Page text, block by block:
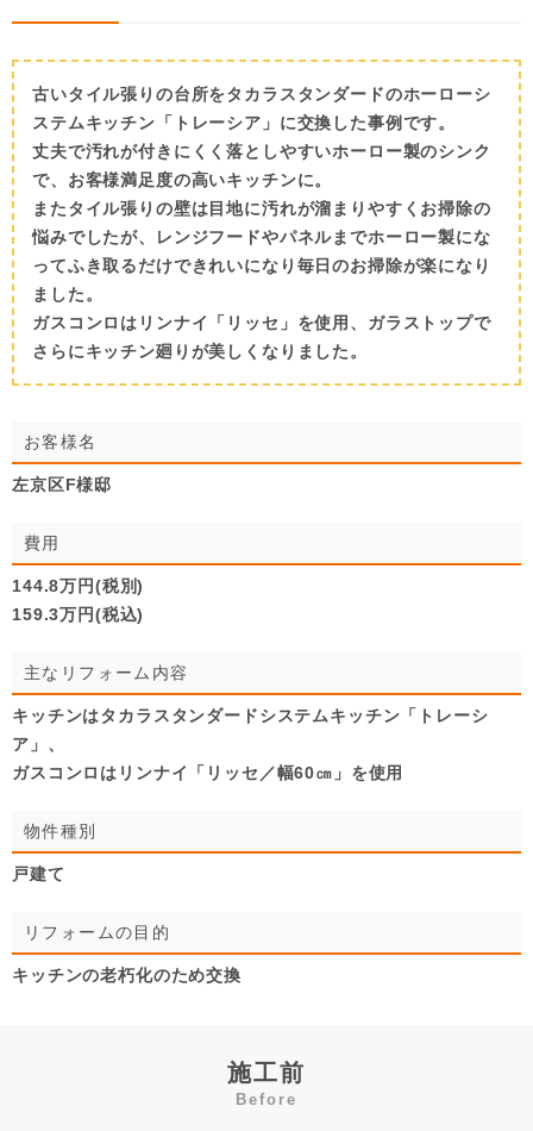
古いタイル張りの台所をタカラスタンダードのホーローシ
ステムキッチン「トレーシア」に交換した事例です。
丈夫で汚れが付きにくく落としやすいホーロー製のシンク
で、お客様満足度の高いキッチンに。
またタイル張りの壁は目地に汚れが溜まりやすくお掃除の
悩みでしたが、レンジフードやパネルまでホーロー製にな
ってふき取るだけできれいになり毎日のお掃除が楽になり
ました。
ガスコンロはリンナイ「リッセ」を使用、ガラストップで
さらにキッチン廻りが美しくなりました。
お客様名
左京区F様邸
費用
144.8万円(税別)
159.3万円(税込)
主なリフォーム内容
キッチンはタカラスタンダードシステムキッチン「トレーシ
ア」、
ガスコンロはリンナイ「リッセ／幅60㎝」を使用
物件種別
戸建て
リフォームの目的
キッチンの老朽化のため交換
施工前
Before